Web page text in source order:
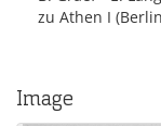
zu Athen I
Image